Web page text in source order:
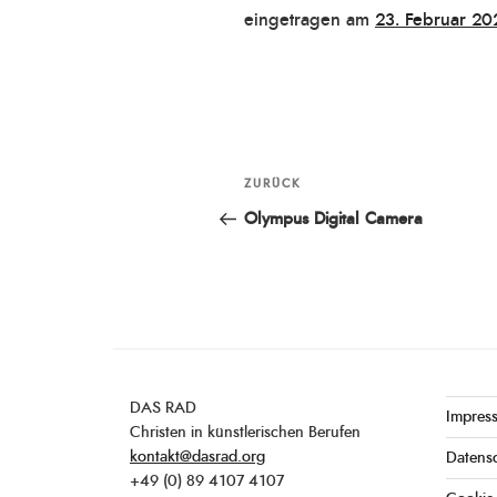
eingetragen am Veröffentlicht
23. Februar
Beitragsnavigation
Vorheriger
Beitrag
ZURÜCK
Olympus Digital Camera
DAS RAD
Christen in künstlerischen Berufen
kontakt@dasrad.org
+49 (0) 89 4107 4107